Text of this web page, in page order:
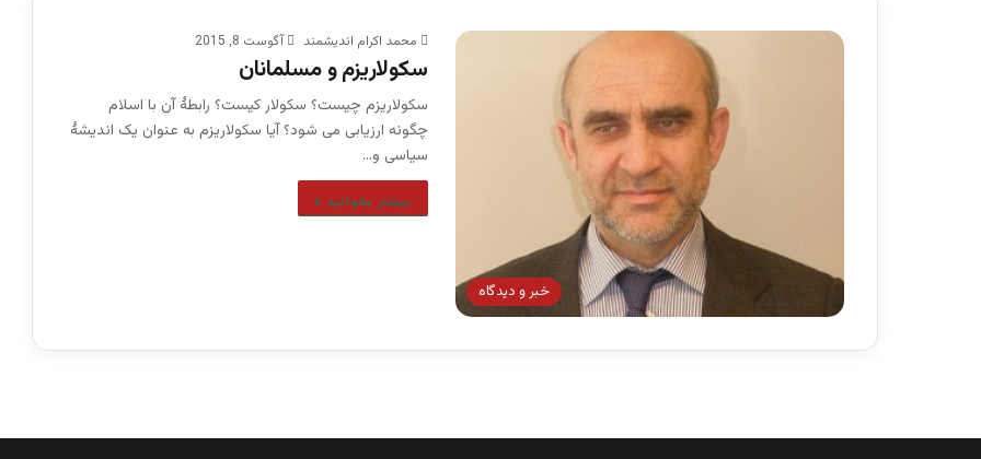
خبر و دیدگاه
محمد اکرام اندیشمند آگوست 8, 2015
سکولاریزم و مسلمانان
سکولاریزم چیست؟ سکولار کیست؟ رابطۀ آن با اسلام
چگونه ارزیابی می شود؟ آیا سکولاریزم به عنوان یک اندیشۀ
سیاسی و…
بیشتر بخوانید »